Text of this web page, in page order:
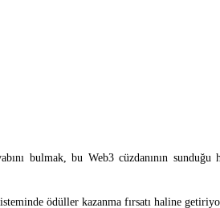
bulmak, bu Web3 cüzdanının sunduğu
ödüller kazanma fırsatı haline